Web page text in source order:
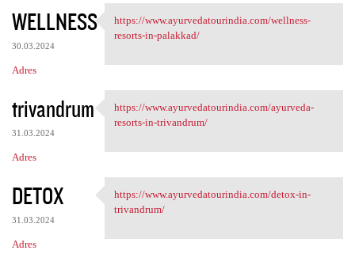
WELLNESS
30.03.2024
Adres
https://www.ayurvedatourindia
https://www.ayurvedatourindia.com/wellness-
resorts-in-palakkad/
trivandrum
31.03.2024
Adres
https://www.ayurvedatourindia
https://www.ayurvedatourindia.com/ayurveda-
resorts-in-trivandrum/
DETOX
31.03.2024
Adres
https://www.ayurvedatourindia
https://www.ayurvedatourindia.com/detox-in-
trivandrum/